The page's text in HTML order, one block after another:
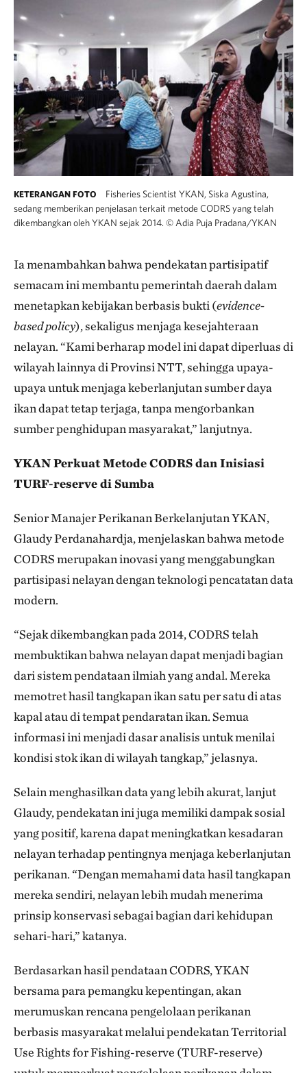
KETERANGAN FOTO
Fisheries Scientist YKAN, Siska Agustina,
sedang memberikan penjelasan terkait metode CODRS yang telah
dikembangkan oleh YKAN sejak 2014. © Adia Puja Pradana/YKAN
Ia menambahkan bahwa pendekatan partisipatif
semacam ini membantu pemerintah daerah dalam
menetapkan kebijakan berbasis bukti (evidence-
based policy), sekaligus menjaga kesejahteraan
nelayan. “Kami berharap model ini dapat diperluas di
wilayah lainnya di Provinsi NTT, sehingga upaya-
upaya untuk menjaga keberlanjutan sumber daya
ikan dapat tetap terjaga, tanpa mengorbankan
sumber penghidupan masyarakat,” lanjutnya.
YKAN Perkuat Metode CODRS dan Inisiasi
TURF-reserve di Sumba
Senior Manajer Perikanan Berkelanjutan YKAN,
Glaudy Perdanahardja, menjelaskan bahwa metode
CODRS merupakan inovasi yang menggabungkan
partisipasi nelayan dengan teknologi pencatatan data
modern.
“Sejak dikembangkan pada 2014, CODRS telah
membuktikan bahwa nelayan dapat menjadi bagian
dari sistem pendataan ilmiah yang andal. Mereka
memotret hasil tangkapan ikan satu per satu di atas
kapal atau di tempat pendaratan ikan. Semua
informasi ini menjadi dasar analisis untuk menilai
kondisi stok ikan di wilayah tangkap,” jelasnya.
Selain menghasilkan data yang lebih akurat, lanjut
Glaudy, pendekatan ini juga memiliki dampak sosial
yang positif, karena dapat meningkatkan kesadaran
nelayan terhadap pentingnya menjaga keberlanjutan
perikanan. “Dengan memahami data hasil tangkapan
mereka sendiri, nelayan lebih mudah menerima
prinsip konservasi sebagai bagian dari kehidupan
sehari-hari,” katanya.
Berdasarkan hasil pendataan CODRS, YKAN
bersama para pemangku kepentingan, akan
merumuskan rencana pengelolaan perikanan
berbasis masyarakat melalui pendekatan Territorial
Use Rights for Fishing-reserve (TURF-reserve)